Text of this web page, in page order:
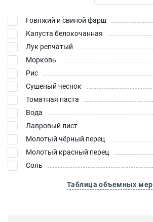
Говяжий и свиной фарш
Капуста белокочанная
Лук репчатый
Морковь
Рис
Сушеный чеснок
Томатная паста
Вода
Лавровый лист
Молотый чёрный перец
Молотый красный перец
Соль
Таблица объемных мер